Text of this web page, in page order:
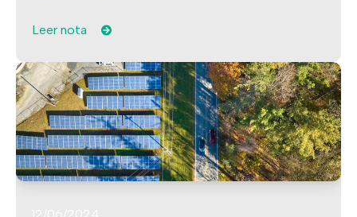
Leer nota